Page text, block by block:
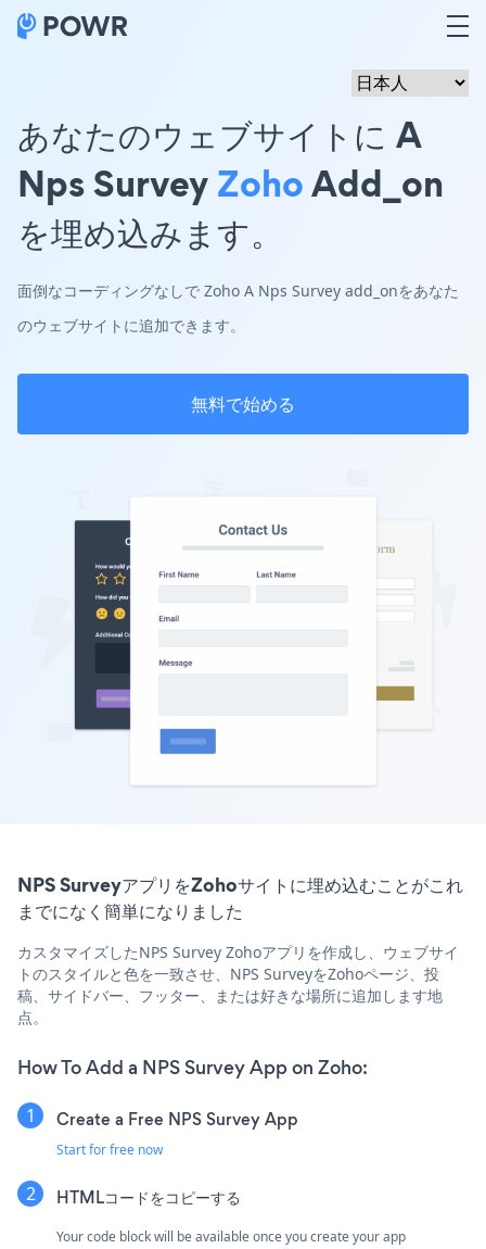
あなたのウェブサイトに A
Nps SurveyZohoAdd_on
を埋め込みます。
面倒なコーディングなしで Zoho A Nps Survey add_onをあなた
のウェブサイトに追加できます。
無料で始める
NPS SurveyアプリをZohoサイトに埋め込むことがこれ
までになく簡単になりました
カスタマイズしたNPS Survey Zohoアプリを作成し、ウェブサイ
トのスタイルと色を一致させ、NPS SurveyをZohoページ、投
稿、サイドバー、フッター、または好きな場所に追加します地
点。
How To Add a NPS Survey App on Zoho:
Create a Free NPS Survey App
Start for free now
HTMLコードをコピーする
Your code block will be available once you create your app